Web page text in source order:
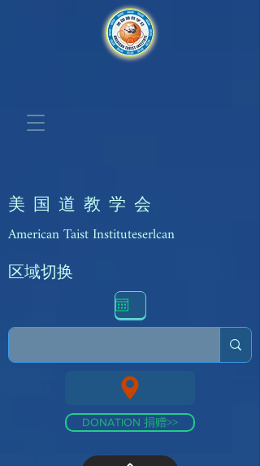
美 国 道 教 学 会
American Taist Instituteserlcan
区域切换
DONATION 捐赠>>